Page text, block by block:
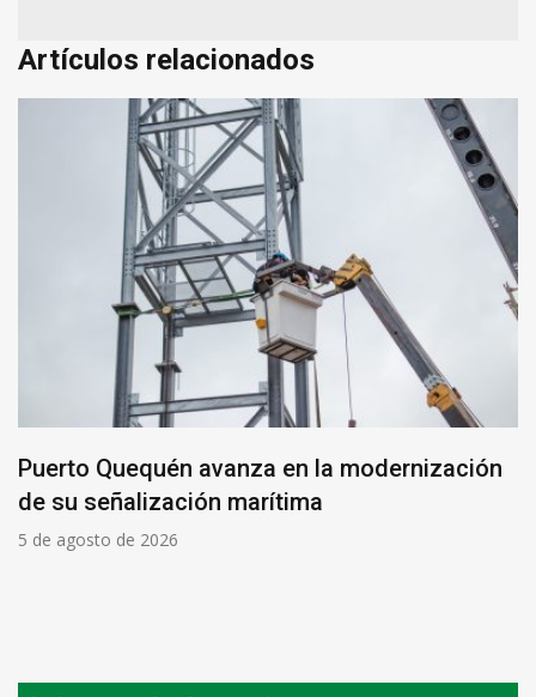
Artículos relacionados
Puerto Quequén avanza en la modernización
de su señalización marítima
5 de agosto de 2026